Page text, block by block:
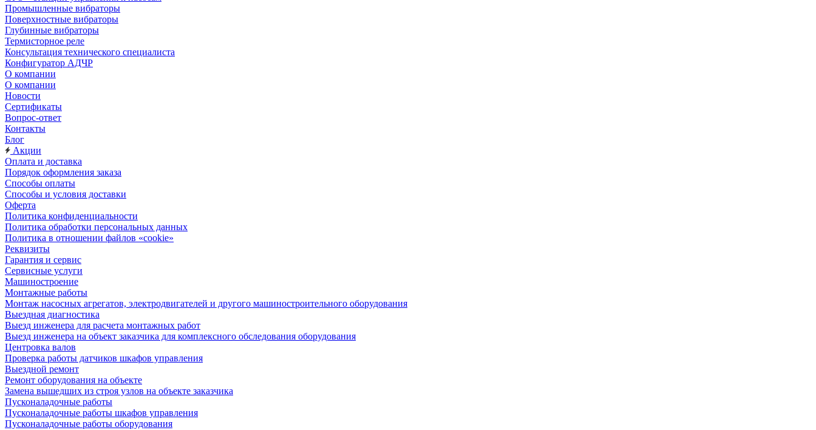
Промышленные вибраторы
Поверхностные вибраторы
Глубинные вибраторы
Термисторное реле
Консультация технического специалиста
Конфигуратор АДЧР
О компании
О компании
Новости
Сертификаты
Вопрос-ответ
Контакты
Блог
Акции
Оплата и доставка
Порядок оформления заказа
Способы оплаты
Способы и условия доставки
Оферта
Политика конфиденциальности
Политика обработки персональных данных
Политика в отношении файлов «cookie»
Реквизиты
Гарантия и сервис
Сервисные услуги
Машиностроение
Монтажные работы
Монтаж насосных агрегатов, электродвигателей и другого машиностроительного оборудования
Выездная диагностика
Выезд инженера для расчета монтажных работ
Выезд инженера на объект заказчика для комплексного обследования оборудования
Центровка валов
Проверка работы датчиков шкафов управления
Выездной ремонт
Ремонт оборудования на объекте
Замена вышедших из строя узлов на объекте заказчика
Пусконаладочные работы
Пусконаладочные работы шкафов управления
Пусконаладочные работы оборудования